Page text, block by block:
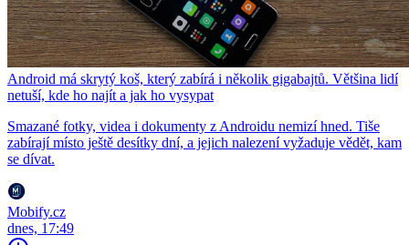
Android má skrytý koš, který zabírá i několik gigabajtů. Většina lidí
netuší, kde ho najít a jak ho vysypat
Smazané fotky, videa i dokumenty z Androidu nemizí hned. Tiše
zabírají místo ještě desítky dní, a jejich nalezení vyžaduje vědět, kam
se dívat.
Mobify.cz
dnes, 17:49